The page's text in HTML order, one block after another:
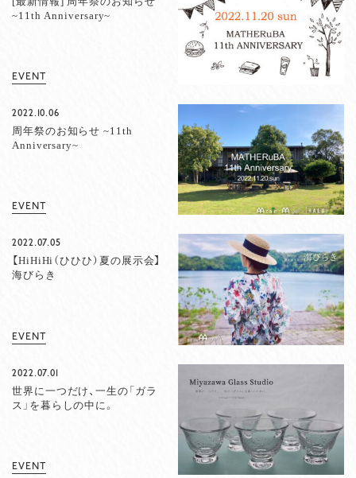
~11th Anniversary~
EVENT
2022.10.06
周年祭のお知らせ ~11th
Anniversary~
EVENT
2022.07.05
【HiHiHi（ひひひ）夏の展示会】
海びらき
EVENT
2022.07.01
世界に一つだけ、一生の「ガラ
ス」を暮らしの中に。
EVENT